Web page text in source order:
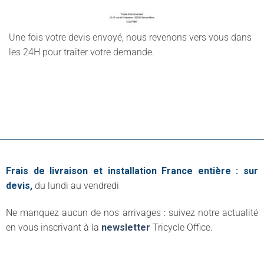
Une fois votre devis envoyé, nous revenons vers vous dans
les 24H pour traiter votre demande.
Frais de livraison et installation France entière : sur
devis, du lundi au vendredi
Ne manquez aucun de nos arrivages : suivez notre actualité
en vous inscrivant à la newsletter Tricycle Office.